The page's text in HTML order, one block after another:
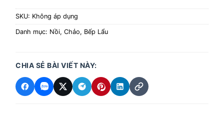
SKU: Không áp dụng
Danh mục: Nồi, Chảo, Bếp Lẩu
CHIA SẺ BÀI VIẾT NÀY: